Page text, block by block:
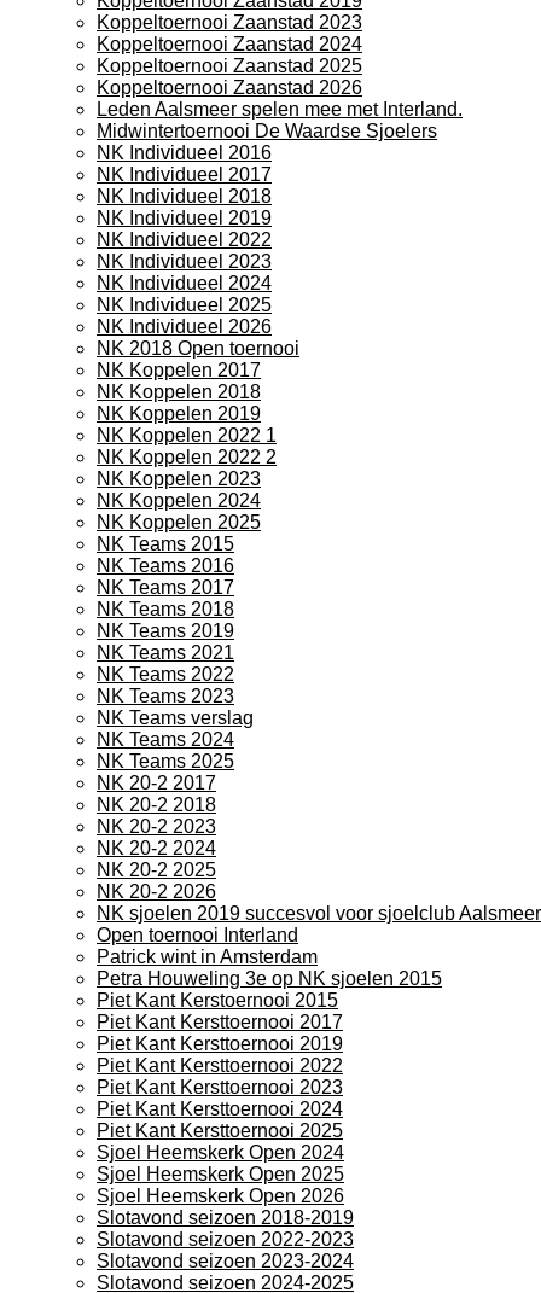
Koppeltoernooi Zaanstad 2023
Koppeltoernooi Zaanstad 2024
Koppeltoernooi Zaanstad 2025
Koppeltoernooi Zaanstad 2026
Leden Aalsmeer spelen mee met Interland.
Midwintertoernooi De Waardse Sjoelers
NK Individueel 2016
NK Individueel 2017
NK Individueel 2018
NK Individueel 2019
NK Individueel 2022
NK Individueel 2023
NK Individueel 2024
NK Individueel 2025
NK Individueel 2026
NK 2018 Open toernooi
NK Koppelen 2017
NK Koppelen 2018
NK Koppelen 2019
NK Koppelen 2022 1
NK Koppelen 2022 2
NK Koppelen 2023
NK Koppelen 2024
NK Koppelen 2025
NK Teams 2015
NK Teams 2016
NK Teams 2017
NK Teams 2018
NK Teams 2019
NK Teams 2021
NK Teams 2022
NK Teams 2023
NK Teams verslag
NK Teams 2024
NK Teams 2025
NK 20-2 2017
NK 20-2 2018
NK 20-2 2023
NK 20-2 2024
NK 20-2 2025
NK 20-2 2026
NK sjoelen 2019 succesvol voor sjoelclub Aalsmeer
Open toernooi Interland
Patrick wint in Amsterdam
Petra Houweling 3e op NK sjoelen 2015
Piet Kant Kerstoernooi 2015
Piet Kant Kersttoernooi 2017
Piet Kant Kersttoernooi 2019
Piet Kant Kersttoernooi 2022
Piet Kant Kersttoernooi 2023
Piet Kant Kersttoernooi 2024
Piet Kant Kersttoernooi 2025
Sjoel Heemskerk Open 2024
Sjoel Heemskerk Open 2025
Sjoel Heemskerk Open 2026
Slotavond seizoen 2018-2019
Slotavond seizoen 2022-2023
Slotavond seizoen 2023-2024
Slotavond seizoen 2024-2025